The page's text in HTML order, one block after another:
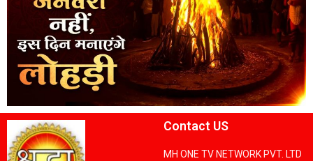
Contact US
MH ONE TV NETWORK PVT. LTD